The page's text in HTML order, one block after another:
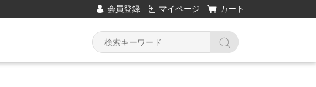
会員登録 マイページ カート